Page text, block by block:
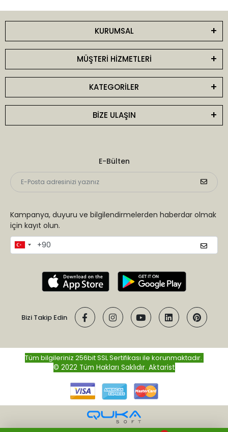
KURUMSAL
MÜŞTERİ HİZMETLERİ
KATEGORİLER
BİZE ULAŞIN
E-Bülten
Kampanya, duyuru ve bilgilendirmelerden haberdar olmak
için kayıt olun.
Bizi Takip Edin
Tüm bilgileriniz 256bit SSL Sertifikası ile korunmaktadır.
© 2022 Tüm Hakları Saklıdır. Aktarist